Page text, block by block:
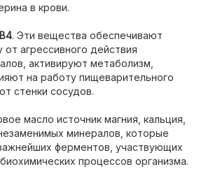
в крови.
. Эти вещества обеспечивают
агрессивного действия
активируют метаболизм,
на работу пищеварительного
стенки сосудов.
масло источник магния, кальция,
минералов, которые
ферментов, участвующих
процессов организма.